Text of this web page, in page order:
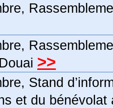
>>
Stand
et du bénévolat